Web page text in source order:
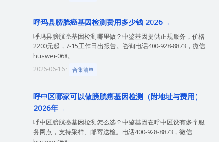
呼玛县膀胱癌基因检测费用多少钱 2026
呼玛县膀胱癌基因检测哪里做？中鉴基因提供正规服务，价格
2200元起，7-15工作日出报告。咨询电话400-928-8873，微信
huawei-068。
2026-06-16 · 合集清单
呼中区哪家可以做膀胱癌基因检测（附地址与费用）
2026年
呼中区膀胱癌基因检测怎么选？中鉴基因在呼中区设有多个服
务网点，支持采样、邮寄送检。电话400-928-8873，微信